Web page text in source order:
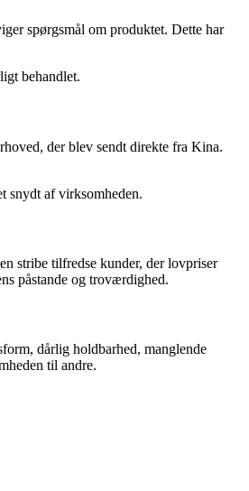
spørgsmål om produktet. Dette har
behandlet.
der blev sendt direkte fra Kina.
snydt af virksomheden.
stribe tilfredse kunder, der lovpriser
påstande og troværdighed.
dårlig holdbarhed, manglende
til andre.